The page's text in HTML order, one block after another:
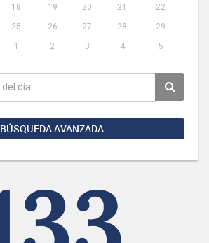
18 19 20 21
22
25 26 27 28
29
1 2 3 4 5
BÚSQUEDA AVANZADA